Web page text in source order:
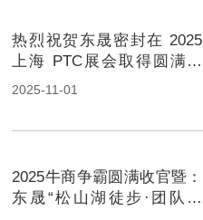
热烈祝贺东晟密封在 2025
上海 PTC展会取得圆满成
功！
2025-11-01
2025牛商争霸圆满收官暨：
东晟“松山湖徒步·团队聚